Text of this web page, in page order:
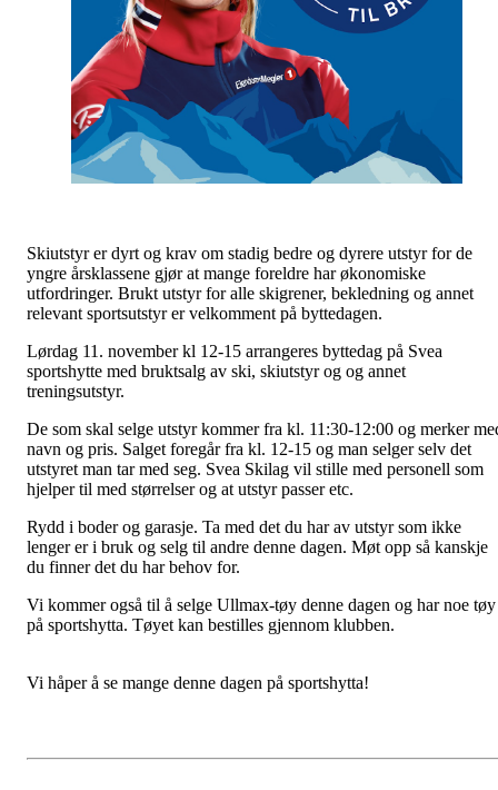
Skiutstyr er dyrt og krav om stadig bedre og dyrere utstyr for de
yngre årsklassene gjør at mange foreldre har økonomiske
utfordringer. Brukt utstyr for alle skigrener, bekledning og annet
relevant sportsutstyr er velkomment på byttedagen.
Lørdag 11. november kl 12-15 arrangeres byttedag på Svea
sportshytte med bruktsalg av ski, skiutstyr og og annet
treningsutstyr.
De som skal selge utstyr kommer fra kl. 11:30-12:00 og merker
navn og pris. Salget foregår fra kl. 12-15 og man selger selv det
utstyret man tar med seg. Svea Skilag vil stille med personell som
hjelper til med størrelser og at utstyr passer etc.
Rydd i boder og garasje. Ta med det du har av utstyr som ikke
lenger er i bruk og selg til andre denne dagen. Møt opp så kanskje
du finner det du har behov for.
Vi kommer også til å selge Ullmax-tøy denne dagen og har noe tøy
på sportshytta. Tøyet kan bestilles gjennom klubben.
Vi håper å se mange denne dagen på sportshytta!